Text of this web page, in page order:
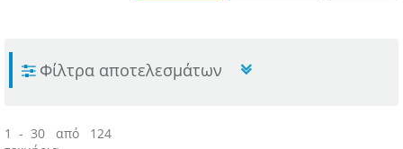
Φίλτρα αποτελεσμάτων
1 - 30 από 124